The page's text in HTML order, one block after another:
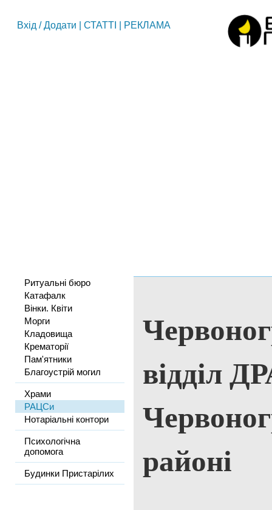
Вхід /Додати СТАТТІ РЕКЛАМА
Ритуальні бюро
Катафалк
Вінки. Квіти
Морги
Кладовища
Крематорії
Пам'ятники
Благоустрій могил
Храми
РАЦСи
Нотаріальні контори
Психологічна
допомога
Будинки Пристарілих
відділ
районі